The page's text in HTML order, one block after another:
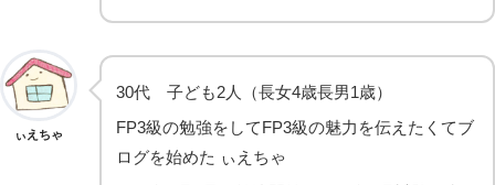
ぃえちゃ
30代 子ども2人（長女4歳長男1歳）
FP3級の勉強をしてFP3級の魅力を伝えたくてブ
ログを始めた ぃえちゃ